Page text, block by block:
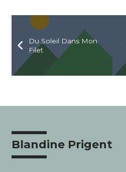
Du Soleil Dans Mon
Filet
Blandine Prigent